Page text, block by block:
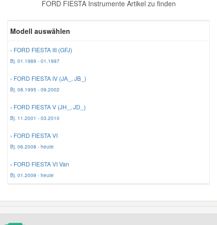
FORD FIESTA Instrumente Artikel zu finden
Modell auswählen
› FORD FIESTA III (GFJ)
Bj. 01.1989 - 01.1997
› FORD FIESTA IV (JA_, JB_)
Bj. 08.1995 - 09.2002
› FORD FIESTA V (JH_, JD_)
Bj. 11.2001 - 03.2010
› FORD FIESTA VI
Bj. 06.2008 - heute
› FORD FIESTA VI Van
Bj. 01.2009 - heute
Zündanlage und Glühanlage
Kia Ersatzteile